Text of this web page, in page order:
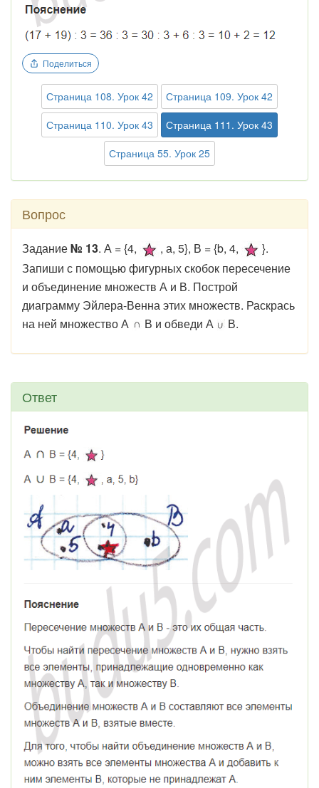
Поделиться
Страница 108. Урок 42
Страница 109. Урок 42
Страница 110. Урок 43
Страница 111. Урок 43
Страница 55. Урок 25
Вопрос
Задание№ 13. А = {4, , а, 5}, В = {b, 4,
}.
Запиши с помощью фигурных скобок пересечение
и объединение множеств А и В. Построй
диаграмму Эйлера-Венна этих множеств. Раскрась
на ней множество А
В и обведи А В.
Ответ